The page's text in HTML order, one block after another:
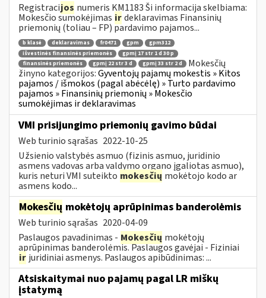
Registracijos numeris KM1183 Ši informacija skelbiama:
Mokesčio sumokėjimas irdeklaravimas Finansinių
priemonių (toliau – FP) pardavimo pajamos...
b klasė deklaravimas fr0471 gpm
gpm312
išvestinės finansinės priemonės
gpmį 17 str 1 d 30 p
finansinės priemonės
gpmį 22 str 3 d gpmį 33 str 2 d
Mokesčių
žinyno kategorijos:Gyventojų pajamų mokestis » Kitos
pajamos / išmokos (pagal abėcėlę) » Turto pardavimo
pajamos » Finansinių priemonių » Mokesčio
sumokėjimas ir deklaravimas
VMI prisijungimo priemonių gavimo būdai
Web turinio sąrašas 2022-10-25
Užsienio valstybės asmuo (fizinis asmuo, juridinio
asmens vadovas arba valdymo organo įgaliotas asmuo),
kuris neturi VMI suteikto mokesčių mokėtojo kodo ar
asmens kodo...
Mokesčių mokėtojų aprūpinimas banderolėmis
Web turinio sąrašas 2020-04-09
Paslaugos pavadinimas - Mokesčių mokėtojų
aprūpinimas banderolėmis. Paslaugos gavėjai - Fiziniai
ir juridiniai asmenys. Paslaugos apibūdinimas: ...
Atsiskaitymai nuo pajamų pagal LR miškų
įstatymą